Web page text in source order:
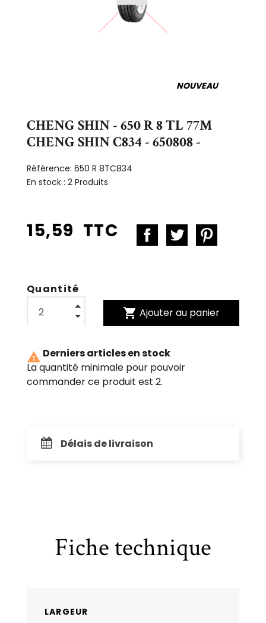
NOUVEAU
CHENG SHIN - 650 R 8 TL 77M
CHENG SHIN C834 - 650808 -
Référence: 650 R 8TC834
En stock : 2 Produits
15,59 TTC
Quantité
shopping_cart Ajouter au panier
 Derniers articles en stock
La quantité minimale pour pouvoir
commander ce produit est 2.
Délais de livraison
Fiche technique
LARGEUR